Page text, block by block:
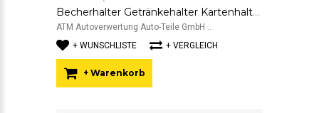
Becherhalter Getränkehalter Kartenhalter Ablagefach Alfa Romeo 147 7352990590
ATM Autoverwertung Auto-Teile GmbH ..
+ WUNSCHLISTE
+ VERGLEICH
+ Warenkorb